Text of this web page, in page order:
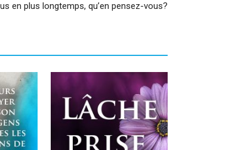
en plus longtemps, qu’en pensez-vous?